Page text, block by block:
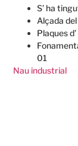
S’ ha
Alçada
Plaques
01
Nau industrial